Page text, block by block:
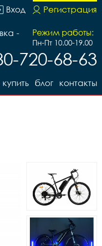
Регистрация
Вход
Режим работы:
Пн-Пт 10.00-19.00
-
720-68-63
контакты
блог